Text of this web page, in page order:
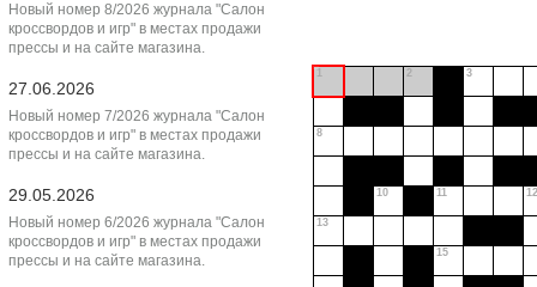
Новый номер 8/2026 журнала "Салон
кроссвордов и игр" в местах продажи
прессы и на сайте магазина.
27.06.2026
Новый номер 7/2026 журнала "Салон
кроссвордов и игр" в местах продажи
прессы и на сайте магазина.
29.05.2026
Новый номер 6/2026 журнала "Салон
кроссвордов и игр" в местах продажи
прессы и на сайте магазина.
1 2 3
8
10 11 12
13
15